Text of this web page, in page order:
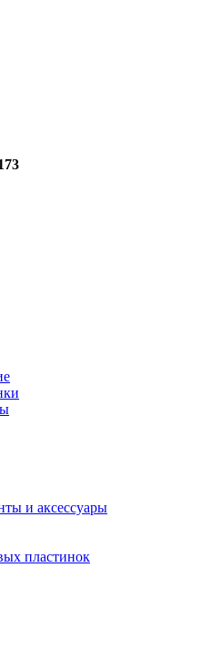
и аксессуары
пластинок